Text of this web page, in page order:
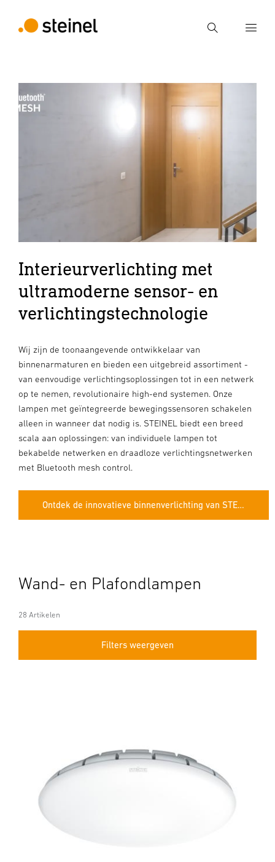
Zoek
Voer een zoekterm in
Interieurverlichting met
ultramoderne sensor- en
verlichtingstechnologie
Wij zijn de toonaangevende ontwikkelaar van
binnenarmaturen en bieden een uitgebreid assortiment -
van eenvoudige verlichtingsoplossingen tot in een netwerk
op te nemen, revolutionaire high-end systemen. Onze
lampen met geïntegreerde bewegingssensoren schakelen
alleen in wanneer dat nodig is. STEINEL biedt een breed
scala aan oplossingen: van individuele lampen tot
bekabelde netwerken en draadloze verlichtingsnetwerken
met Bluetooth mesh control.
Ontdek de innovatieve binnenverlichting van STEINEL.
Wand- en Plafondlampen
28 Artikelen
Filters weergeven